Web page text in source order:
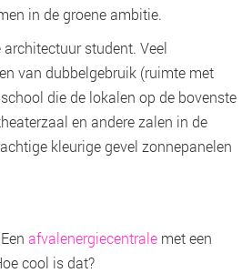
in de groene ambitie.
student. Veel
van dubbelgebruik (ruimte met
die de lokalen op de bovenste
en andere zalen in de
kleurige gevel zonnepanelen
afvalenergiecentrale met een
cool is dat?